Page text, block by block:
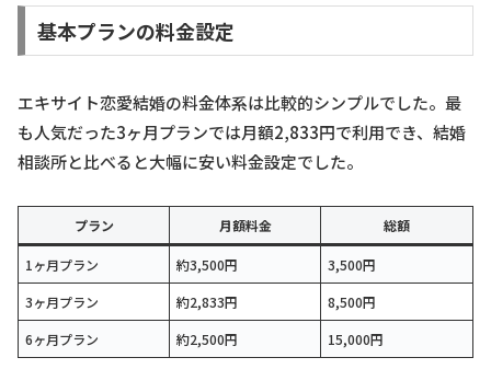
基本プランの料金設定
エキサイト恋愛結婚の料金体系は比較的シンプルでした。最
も人気だった3ヶ月プランでは月額2,833円で利用でき、結婚
相談所と比べると大幅に安い料金設定でした。
プラン 月額料金 総額
1ヶ月プラン 約3,500円
3,500円
3ヶ月プラン
約2,833円
8,500円
6ヶ月プラン
約2,500円 15,000円